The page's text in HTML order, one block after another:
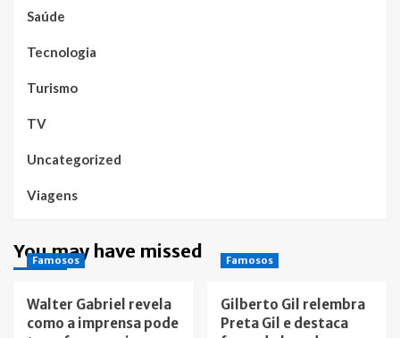
Saúde
Tecnologia
Turismo
TV
Uncategorized
Viagens
You may have missed
Famosos
Walter Gabriel revela
como a imprensa pode
Famosos
Gilberto Gil relembra
Preta Gil e destaca